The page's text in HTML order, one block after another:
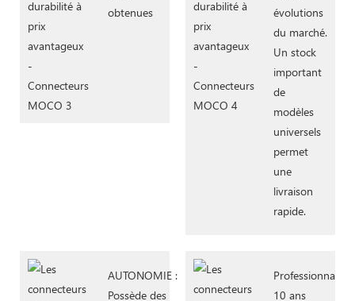
obtenues
évolutions
du marché.
Un stock
important
de
modèles
universels
permet
une
livraison
rapide.
AUTONOMIE :
Possède des
10 ans